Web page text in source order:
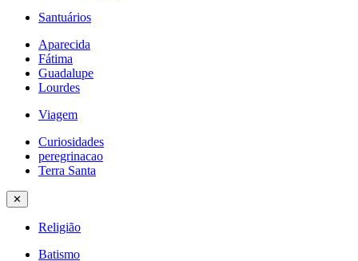
Santuários
Aparecida
Fátima
Guadalupe
Lourdes
Viagem
Curiosidades
peregrinacao
Terra Santa
✕
Religião
Batismo